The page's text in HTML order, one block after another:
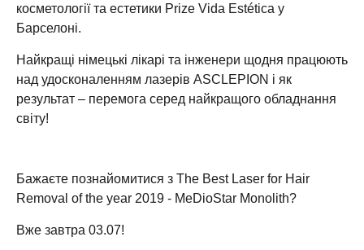
косметології та естетики Prize Vida Estética у
Барселоні.
Найкращі німецькі лікарі та інженери щодня працюють
над удосконаленням лазерів ASCLEPION і як
результат – перемога серед найкращого обладнання
світу!
Бажаєте познайомитися з The Best Laser for Hair
Removal of the year 2019 - MeDioStar Monolith?
Вже завтра 03.07!